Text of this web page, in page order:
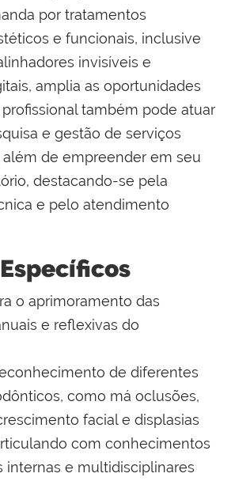
por tratamentos
e funcionais, inclusive
invisíveis e
amplia as oportunidades
também pode atuar
e gestão de serviços
de empreender em seu
destacando-se pela
e pelo atendimento
o aprimoramento das
e reflexivas do
de diferentes
como má oclusões,
facial e displasias
com conhecimentos
internas e multidisciplinares